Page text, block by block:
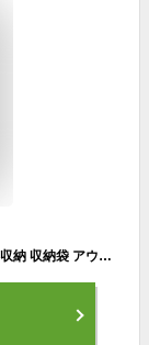
防水バッグ 軽量 nahe ネーエ ドライバッグ 6L 衣類 収納 収納袋 アウトドア コンパクト 旅行 キャンプ 釣り 登山 4色 ナイロン プール 海水浴 中国 普段使い スタッフバッグ ジム サウナ おしゃれ 靴 スリッパ はっ水加工 耐久性